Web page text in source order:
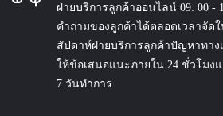
ฝ่ายบริการลูกค้าออนไลน์ 09: 00 -
คำถามของลูกค้าได้ตลอดเวลาจัด
สัปดาห์ฝ่ายบริการลูกค้าปัญหาทา
ให้ข้อเสนอแนะภายใน 24 ชั่วโมง
7 วันทำการ